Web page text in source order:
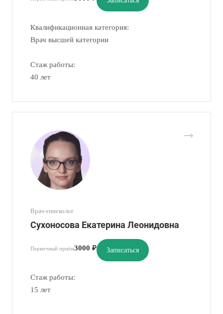
Квалификационная категория:
Врач высшей категории
Стаж работы:
40 лет
Врач-гинеколог
Сухоносова Екатерина Леонидовна
Первичный приём3000 ₽ Записаться
Стаж работы:
15 лет